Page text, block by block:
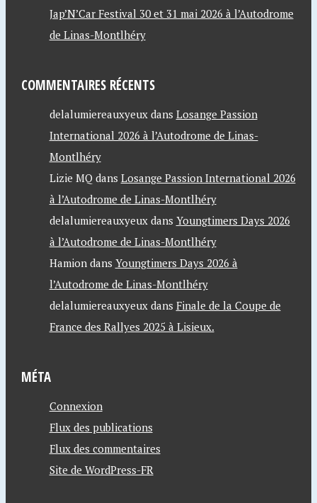
Jap’N’Car Festival 30 et 31 mai 2026 à l’Autodrome
de Linas-Montlhéry
COMMENTAIRES RÉCENTS
delalumiereauxyeuxdans Losange Passion
International 2026 à l’Autodrome de Linas-
Montlhéry
Lizie MQ dans Losange Passion International 2026
à l’Autodrome de Linas-Montlhéry
delalumiereauxyeuxdans Youngtimers Days 2026
à l’Autodrome de Linas-Montlhéry
Hamiondans Youngtimers Days 2026 à
l’Autodrome de Linas-Montlhéry
delalumiereauxyeuxdans Finale de la Coupe de
France des Rallyes 2025 à Lisieux.
MÉTA
Connexion
Flux des publications
Flux des commentaires
Site de WordPress-FR